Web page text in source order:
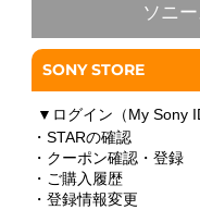
ソニ
SONY STORE
▼ ログイン（My Sony
・STARの確認
・クーポン確認・登録
・ご購入履歴
・登録情報変更